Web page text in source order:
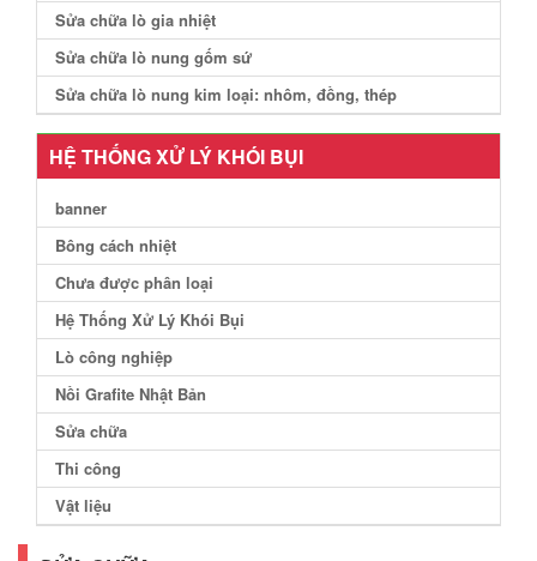
Sửa chữa lò gia nhiệt
Sửa chữa lò nung gốm sứ
Sửa chữa lò nung kim loại: nhôm, đồng, thép
HỆ THỐNG XỬ LÝ KHÓI BỤI
banner
Bông cách nhiệt
Chưa được phân loại
Hệ Thống Xử Lý Khói Bụi
Lò công nghiệp
Nồi Grafite Nhật Bản
Sửa chữa
Thi công
Vật liệu